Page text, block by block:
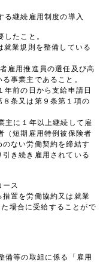
る継続雇用制度の導入
したこと。
就業規則を整備している
雇用推進員の選任及び高
事業主であること。
年前の日から支給申請日
条又は第９条第１項の
主に１年以上継続して雇
（短期雇用特例被保険者
ない労働契約を締結す
き続き雇用されている
ース
置を労働協約又は就業
場合に受給することがで
等の取組に係る「雇用